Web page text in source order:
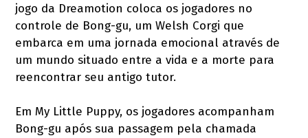
jogo da Dreamotion coloca os jogadores no
controle de Bong-gu, um Welsh Corgi que
embarca em uma jornada emocional através de
um mundo situado entre a vida e a morte para
reencontrar seu antigo tutor.
Em My Little Puppy, os jogadores acompanham
Bong-gu após sua passagem pela chamada